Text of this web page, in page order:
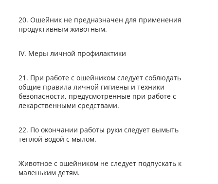
20. Ошейник не предназначен для применения
продуктивным животным.
IV. Меры личной профилактики
21. При работе с ошейником следует соблюдать
общие правила личной гигиены и техники
безопасности, предусмотренные при работе с
лекарственными средствами.
22. По окончании работы руки следует вымыть
теплой водой с мылом.
Животное с ошейником не следует подпускать к
маленьким детям.